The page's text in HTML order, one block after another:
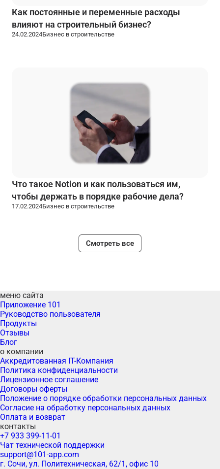
Как постоянные и переменные расходы
влияют на строительный бизнес?
24.02.2024Бизнес в строительстве
Что такое Notion и как пользоваться им,
чтобы держать в порядке рабочие дела?
17.02.2024Бизнес в строительстве
Смотреть все
меню сайта
Приложение 101
Руководство пользователя
Продукты
Отзывы
Блог
о компании
Аккредитованная IT-Компания
Политика конфиденциальности
Лицензионное соглашение
Договоры оферты
Положение о порядке обработки персональных данных
Согласие на обработку персональных данных
Оплата и возврат
контакты
+7 933 399-11-01
Чат технической поддержки
support@101-app.com
г. Сочи, ул. Политехническая, 62/1, офис 10